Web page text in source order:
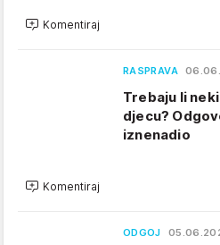
Komentiraj
RASPRAVA
Trebaju li
djecu?
iznenadio
Komentiraj
ODGOJ